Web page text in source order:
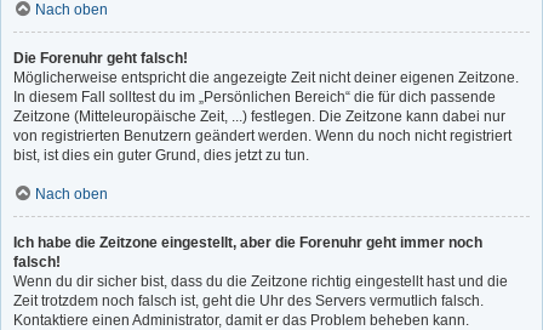
Nach oben
Die Forenuhr geht falsch!
Möglicherweise entspricht die angezeigte Zeit nicht deiner eigenen Zeitzone.
In diesem Fall solltest du im „Persönlichen Bereich“ die für dich passende
Zeitzone (Mitteleuropäische Zeit, ...) festlegen. Die Zeitzone kann dabei nur
von registrierten Benutzern geändert werden. Wenn du noch nicht registriert
bist, ist dies ein guter Grund, dies jetzt zu tun.
Nach oben
Ich habe die Zeitzone eingestellt, aber die Forenuhr geht immer noch
falsch!
Wenn du dir sicher bist, dass du die Zeitzone richtig eingestellt hast und die
Zeit trotzdem noch falsch ist, geht die Uhr des Servers vermutlich falsch.
Kontaktiere einen Administrator, damit er das Problem beheben kann.